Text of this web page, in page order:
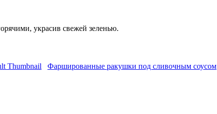
украсив свежей зеленью.
Фаршированные ракушки под сливочным соусом